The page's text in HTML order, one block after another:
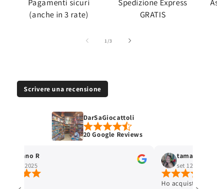
Pagamenti sicuri
(anche in 3 rate)
Spedizione Express
GRATIS
1/su
3
Scrivere una recensione
DarSaGiocattoli
20 Google Reviews
Stefano R
ott 4, 2025
tamara selis
set 12, 2025
Ho acquistato